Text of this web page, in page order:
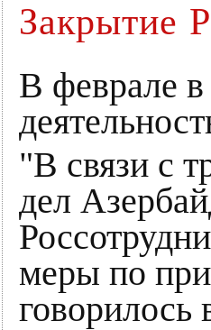
Закрытие
В феврале
"В связи с
дел
меры по